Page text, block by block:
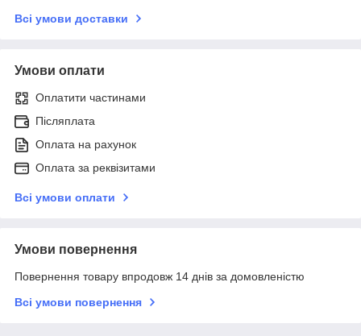
Всі умови доставки
Умови оплати
Оплатити частинами
Післяплата
Оплата на рахунок
Оплата за реквізитами
Всі умови оплати
Умови повернення
Повернення товару впродовж 14 днів за домовленістю
Всі умови повернення